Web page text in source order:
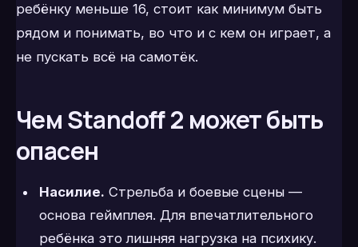
ребёнку меньше 16, стоит как минимум быть
рядом и понимать, во что и с кем он играет, а
не пускать всё на самотёк.
Чем Standoff 2 может быть
опасен
Насилие. Стрельба и боевые сцены —
основа геймплея. Для впечатлительного
ребёнка это лишняя нагрузка на психику.